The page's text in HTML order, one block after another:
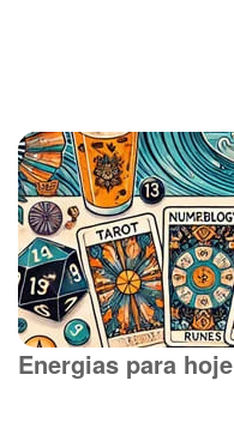
Energias para hoje